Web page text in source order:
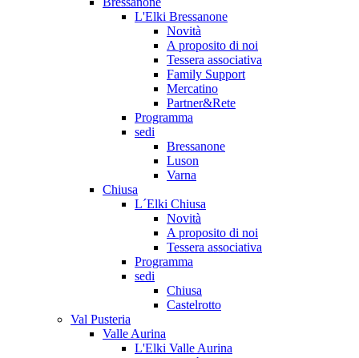
L'Elki Bressanone
Novità
A proposito di noi
Tessera associativa
Family Support
Mercatino
Partner&Rete
Programma
sedi
Bressanone
Luson
Varna
Chiusa
L´Elki Chiusa
Novità
A proposito di noi
Tessera associativa
Programma
sedi
Chiusa
Castelrotto
Val Pusteria
Valle Aurina
L'Elki Valle Aurina